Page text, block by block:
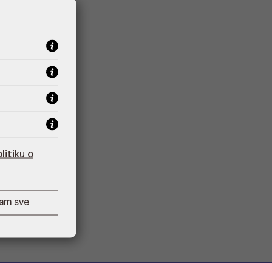
o
sve